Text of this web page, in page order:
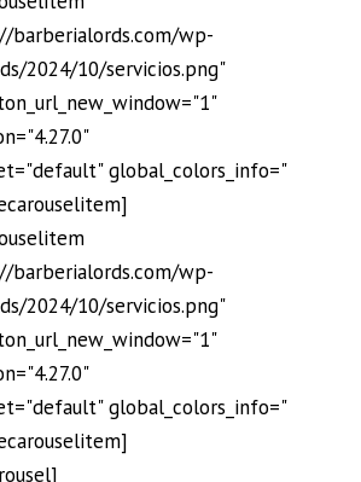
barberialords.com/wp-
2024/10/servicios.png"
global_colors_info="
barberialords.com/wp-
2024/10/servicios.png"
global_colors_info="